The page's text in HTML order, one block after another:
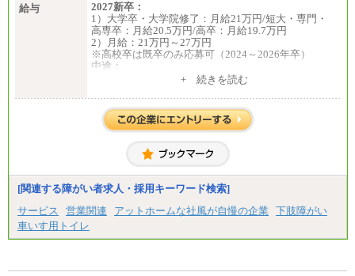
給与
2027新卒：
1）大学卒・大学院修了：月給21万円/短大・専門・
高専卒：月給20.5万円/高卒：月給19.7万円
2）月給：21万円～27万円
※高校卒は既卒のみ応募可（2024～2026年卒）
中途：
1）月給：21万円～25万円+ 続きを読む
[関連する障がい者求人・採用キーワード検索]
サービス
営業関連 アットホームな社風が自慢の企業
下肢障がい
車いす用トイレ